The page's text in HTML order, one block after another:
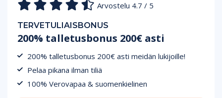
Arvostelu 4.7 / 5
TERVETULIAISBONUS
200% talletusbonus 200€ asti
200% talletusbonus 200€ asti meidän lukijoille!
Pelaa pikana ilman tiliä
100% Verovapaa & suomenkielinen